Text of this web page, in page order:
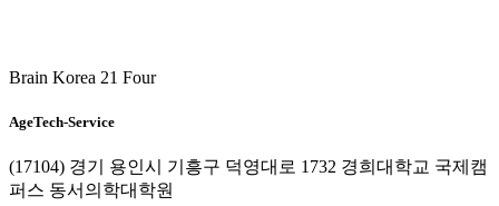
Brain Korea 21 Four
AgeTech-Service
(17104) 경기 용인시 기흥구 덕영대로 1732 경희대학교 국제캠
퍼스 동서의학대학원